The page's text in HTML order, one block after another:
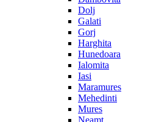
Dolj
Galati
Gorj
Harghita
Hunedoara
Ialomita
Iasi
Maramures
Mehedinti
Mures
Neamt